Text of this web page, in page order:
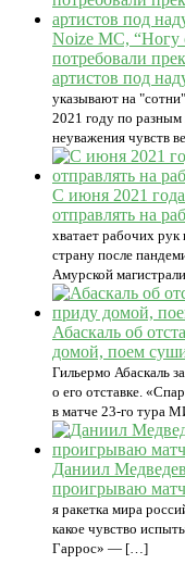
Noize MC,
потребовали
артистов под
указывают на
2021 году по
неуважения чувств
С июня 2021
отправлять на
хватает рабочих рук
страну после
Амурской
Абаскаль об
домой, поем
Гильермо Абаскаль
о его отставке.
в матче 23‑го
Даниил
проигрываю
я ракетка мира
какое чувство
Гаррос» — […]